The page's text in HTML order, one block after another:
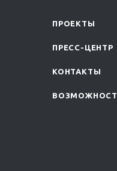
ПРОЕКТЫ
ПРЕСС-ЦЕНТР
КОНТАКТЫ